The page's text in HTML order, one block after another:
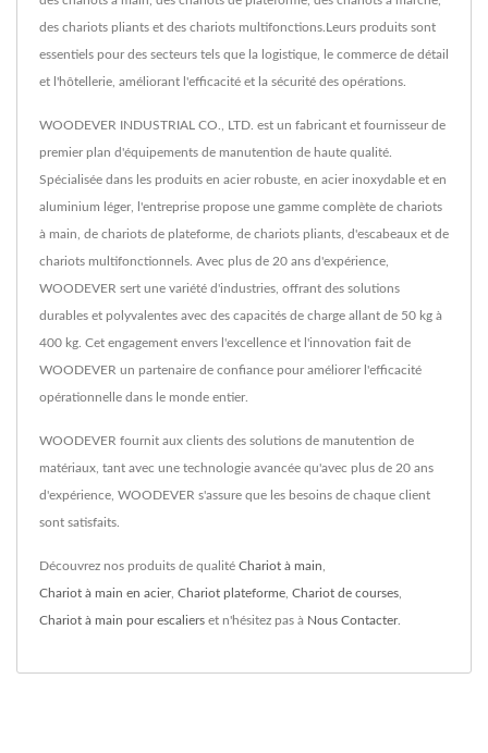
des chariots pliants et des chariots multifonctions.Leurs produits sont
essentiels pour des secteurs tels que la logistique, le commerce de détail
et l'hôtellerie, améliorant l'efficacité et la sécurité des opérations.
WOODEVER INDUSTRIAL CO., LTD. est un fabricant et fournisseur de
premier plan d'équipements de manutention de haute qualité.
Spécialisée dans les produits en acier robuste, en acier inoxydable et en
aluminium léger, l'entreprise propose une gamme complète de chariots
à main, de chariots de plateforme, de chariots pliants, d'escabeaux et de
chariots multifonctionnels. Avec plus de 20 ans d'expérience,
WOODEVER sert une variété d'industries, offrant des solutions
durables et polyvalentes avec des capacités de charge allant de 50 kg à
400 kg. Cet engagement envers l'excellence et l'innovation fait de
WOODEVER un partenaire de confiance pour améliorer l'efficacité
opérationnelle dans le monde entier.
WOODEVER fournit aux clients des solutions de manutention de
matériaux, tant avec une technologie avancée qu'avec plus de 20 ans
d'expérience, WOODEVER s'assure que les besoins de chaque client
sont satisfaits.
Découvrez nos produits de qualité Chariot à main,
Chariot à main en acier, Chariot plateforme, Chariot de courses,
Chariot à main pour escaliers et n'hésitez pas à Nous Contacter.